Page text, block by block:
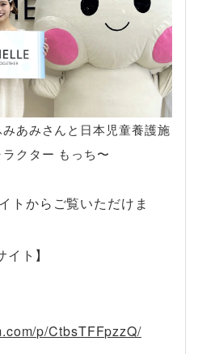
あみさんと日本児童養護施
クター もっち〜
トからご覧いただけま
ト】
p/CtbsTFFpzzQ/